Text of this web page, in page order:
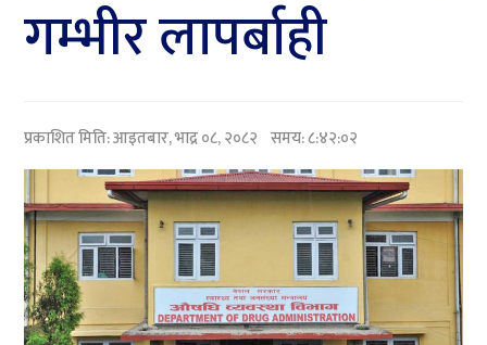
गम्भीर लापर्बाही
प्रकाशित मिति:आइतबार, भाद्र ०८, २०८२ समय: ८:४२:०२